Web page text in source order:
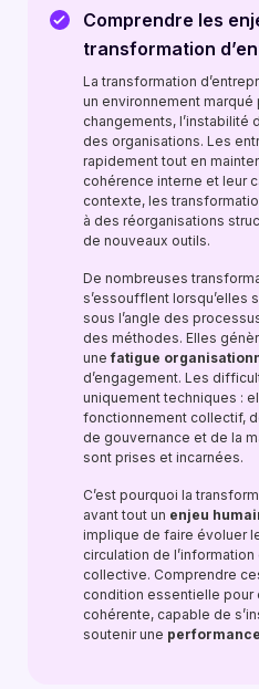
Comprendre les
transformation
La transformation
un environnement marqué
changements, l’instabilité
des organisations. Les
rapidement tout en
cohérence interne et leur
contexte, les
à des réorganisations
de nouveaux outils.
De nombreuses
s’essoufflent lorsqu’elles
sous l’angle des
des méthodes. Elles
unefatigue
d’engagement. Les
uniquement techniques :
fonctionnement collectif,
de gouvernance et de la
sont prises et incarnées.
C’est pourquoi la
avant tout un enjeu
implique de faire évoluer
circulation de
collective. Comprendre
condition essentielle pour
cohérente, capable de
soutenir une